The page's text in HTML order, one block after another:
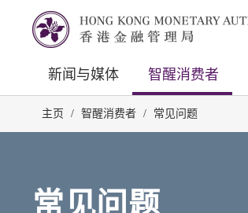
新闻与媒体 智醒消费者
主页 / 智醒消费者 / 常见问题
常见问题